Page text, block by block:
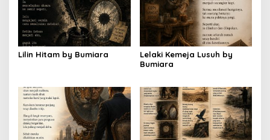
Lilin Hitam by Bumiara
Lelaki Kemeja Lusuh by
Bumiara